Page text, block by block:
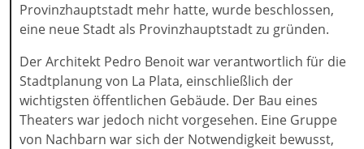
Provinzhauptstadt mehr hatte, wurde beschlossen,
eine neue Stadt als Provinzhauptstadt zu gründen.
Der Architekt Pedro Benoit war verantwortlich für die
Stadtplanung von La Plata, einschließlich der
wichtigsten öffentlichen Gebäude. Der Bau eines
Theaters war jedoch nicht vorgesehen. Eine Gruppe
von Nachbarn war sich der Notwendigkeit bewusst,